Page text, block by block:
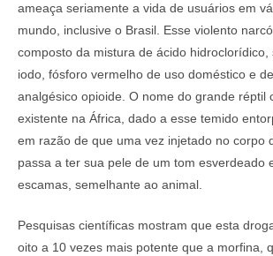
ameaça seriamente a vida de usuários em
mundo, inclusive o Brasil. Esse violento
composto da mistura de ácido hidroclorídico,
iodo, fósforo vermelho de uso doméstico e
analgésico opioide. O nome do grande réptil
existente na África, dado a esse temido
em razão de que uma vez injetado no corpo
passa a ter sua pele de um tom esverdeado
escamas, semelhante ao animal.
Pesquisas científicas mostram que esta
oito a 10 vezes mais potente que a morfina,